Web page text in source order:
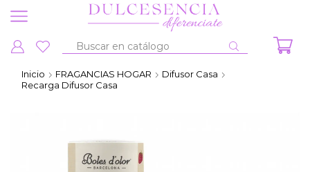
Entrada
búsqueda
Inicio FRAGANCIAS HOGAR
Difusor Casa
Recarga Difusor Casa